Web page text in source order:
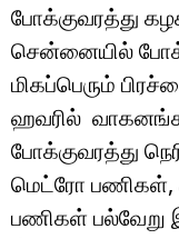
போக்குவரத்து
சென்னையில்
மிகப்பெரும்
ஹவரில்
போக்குவரத்து
மெட்ரோ பணிகள்,
பணிகள் பல்வேறு